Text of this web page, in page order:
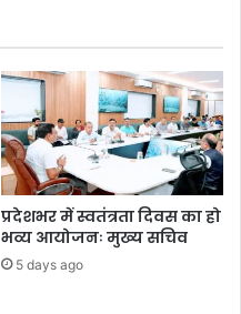
प्रदेशभर में स्वतंत्रता दिवस का हो
भव्य आयोजनः मुख्य सचिव
5 days ago